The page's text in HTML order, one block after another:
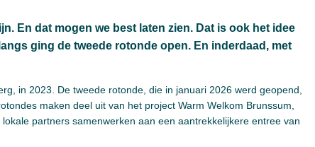
En dat mogen we best laten zien. Dat is ook het idee
ging de tweede rotonde open. En inderdaad, met
in 2023. De tweede rotonde, die in januari 2026 werd geopend,
maken deel uit van het project Warm Welkom Brunssum,
partners samenwerken aan een aantrekkelijkere entree van